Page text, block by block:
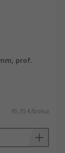
prof.
95,35 €/bolsa